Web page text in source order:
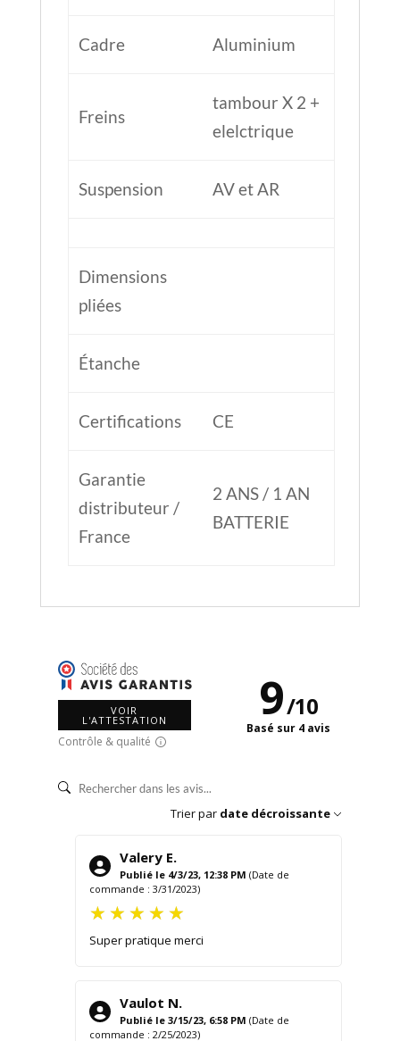
Cadre Aluminium
Freins
tambour X 2 +
elelctrique
Suspension AV et AR
Dimensions
pliées
Étanche
Certifications CE
Garantie
distributeur /
France
2 ANS / 1 AN
BATTERIE
VOIR
L'ATTESTATION
Contrôle & qualité
9/10
Basé sur 4 avis
Trier par date décroissante
Valery E.
Publié le 4/3/23, 12:38 PM (Date de
commande : 3/31/2023)
Super pratique merci
Vaulot N.
Publié le 3/15/23, 6:58 PM (Date de
commande : 2/25/2023)